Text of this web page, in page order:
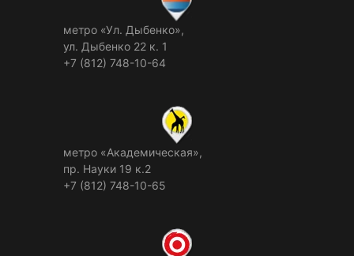
метро «Ул. Дыбенко»,
ул. Дыбенко 22 к. 1
+7 (812) 748-10-64
метро «Академическая»,
пр. Науки 19 к.2
+7 (812) 748-10-65